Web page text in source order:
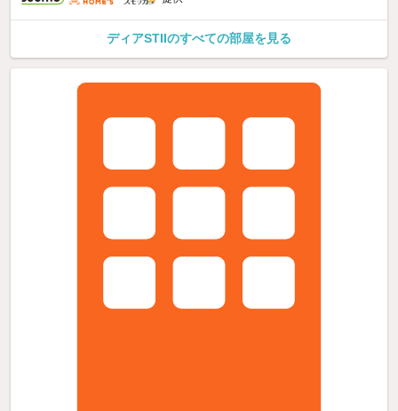
ディアSTIIのすべての部屋を見る